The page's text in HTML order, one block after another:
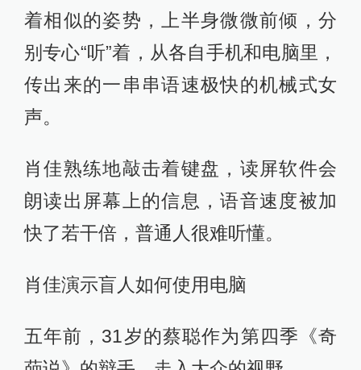
着相似的姿势，上半身微微前倾，分
别专心“听”着，从各自手机和电脑里，
传出来的一串串语速极快的机械式女
声。
肖佳熟练地敲击着键盘，读屏软件会
朗读出屏幕上的信息，语音速度被加
快了若干倍，普通人很难听懂。
肖佳演示盲人如何使用电脑
五年前，31岁的蔡聪作为第四季《奇